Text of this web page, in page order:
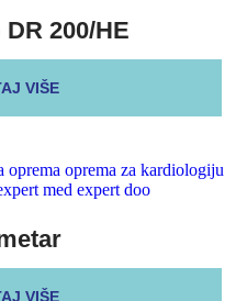
200/HE
VIŠE
VIŠE